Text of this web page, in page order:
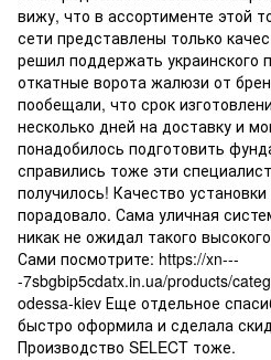
вижу, что в ассортименте этой
сети представлены только
решил поддержать украинского
откатные ворота жалюзи от
пообещали, что срок
несколько дней на доставку и
понадобилось подготовить
справились тоже эти
получилось! Качество
порадовало. Сама уличная
никак не ожидал такого
Сами посмотрите: https://xn---
-7sbgbip5cdatx.in.ua/products/
odessa-kiev Еще отдельное
быстро оформила и сделала
Производство SELECT тоже.